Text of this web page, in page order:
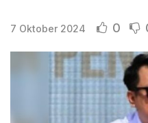
7 Oktober 2024 0